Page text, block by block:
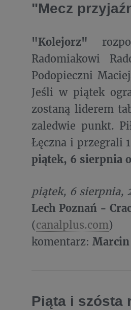
"Mecz
"Kolejorz"
Radomiakowi
Podopieczni
Jeśli w piątek
zostaną liderem
zaledwie punkt.
Łęczna i przegrali
piątek, 6 sierpnia
piątek, 6 sierpnia,
Lech Poznań -
(canalplus.com)
komentarz: Marcin
Piąta i szósta